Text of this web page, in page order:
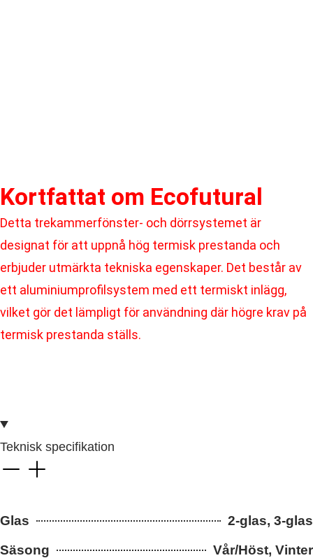
Kortfattat om​ Ecofutural
Detta trekammerfönster- och dörrsystemet är
designat för att uppnå hög termisk prestanda och
erbjuder utmärkta tekniska egenskaper. Det består av
ett aluminiumprofilsystem med ett termiskt inlägg,
vilket gör det lämpligt för användning där högre krav på
termisk prestanda ställs.
Teknisk specifikation
Glas
2-glas, 3-glas
Säsong
Vår/Höst, Vinter